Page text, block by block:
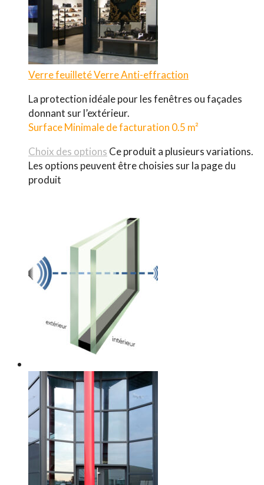
Verre feuilletéVerre Anti-effraction
La protection idéale pour les fenêtres ou façades
donnant sur l’extérieur.
Surface Minimale de facturation 0.5 m²
Choix des options Ce produit a plusieurs variations.
Les options peuvent être choisies sur la page du
produit